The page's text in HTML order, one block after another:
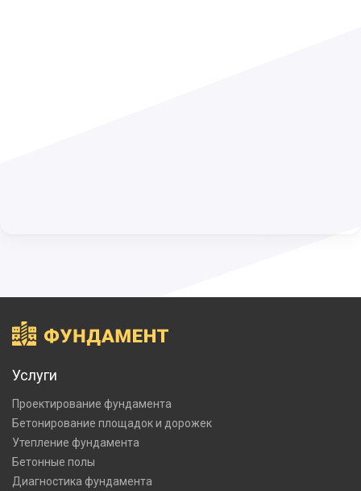
Услуги
Проектирование фундамента
Бетонирование площадок и дорожек
Утепление фундамента
Бетонные полы
Диагностика фундамента